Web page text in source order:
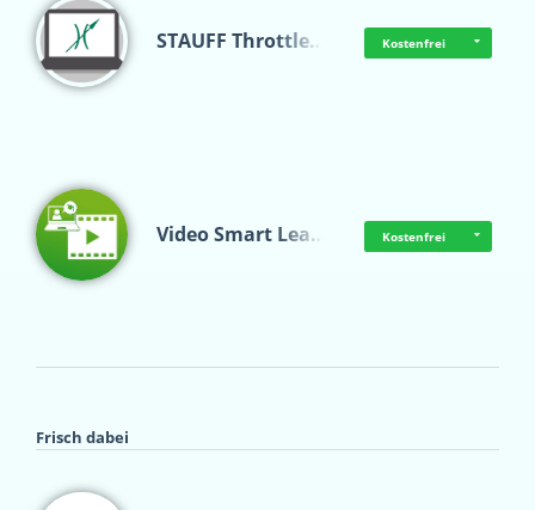
STAUFF Throttle… Kostenfrei
Video Smart Lea… Kostenfrei
Frisch dabei